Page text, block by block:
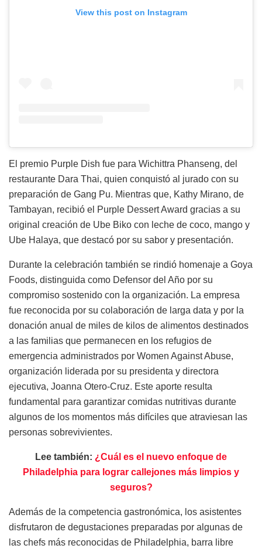
View this post on Instagram
El premio Purple Dish fue para Wichittra Phanseng, del
restaurante Dara Thai, quien conquistó al jurado con su
preparación de Gang Pu. Mientras que, Kathy Mirano, de
Tambayan, recibió el Purple Dessert Award gracias a su
original creación de Ube Biko con leche de coco, mango y
Ube Halaya, que destacó por su sabor y presentación.
Durante la celebración también se rindió homenaje a Goya
Foods, distinguida como Defensor del Año por su
compromiso sostenido con la organización. La empresa
fue reconocida por su colaboración de larga data y por la
donación anual de miles de kilos de alimentos destinados
a las familias que permanecen en los refugios de
emergencia administrados por Women Against Abuse,
organización liderada por su presidenta y directora
ejecutiva, Joanna Otero-Cruz. Este aporte resulta
fundamental para garantizar comidas nutritivas durante
algunos de los momentos más difíciles que atraviesan las
personas sobrevivientes.
Lee también: ¿Cuál es el nuevo enfoque de
Philadelphia para lograr callejones más limpios y
seguros?
Además de la competencia gastronómica, los asistentes
disfrutaron de degustaciones preparadas por algunas de
las chefs más reconocidas de Philadelphia, barra libre